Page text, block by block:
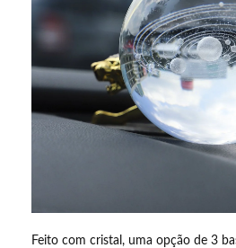
Feito com cristal, uma opção de 3